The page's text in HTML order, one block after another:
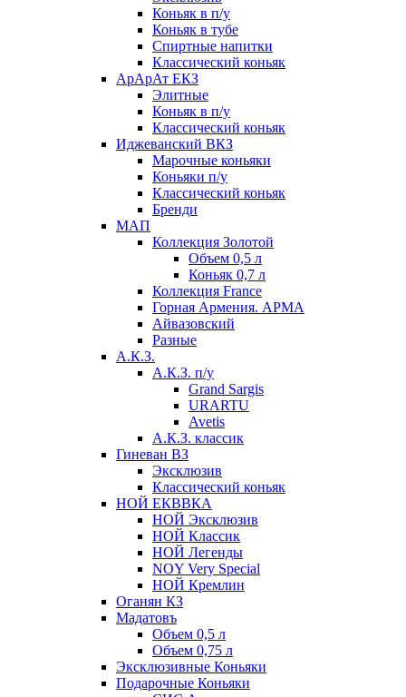
Коньяк в п/у
Коньяк в тубе
Спиртные напитки
Классический коньяк
АрАрАт ЕКЗ
Элитные
Коньяк в п/у
Классический коньяк
Иджеванский ВКЗ
Марочные коньяки
Коньяки п/у
Классический коньяк
Бренди
МАП
Коллекция Золотой
Объем 0,5 л
Коньяк 0,7 л
Коллекция France
Горная Армения. АРМА
Айвазовский
Разные
А.К.З.
А.К.З. п/у
Grand Sargis
URARTU
Avetis
А.К.З. классик
Гиневан ВЗ
Эксклюзив
Классический коньяк
НОЙ ЕКВВКА
НОЙ Эксклюзив
НОЙ Классик
НОЙ Легенды
NOY Very Speсial
НОЙ Кремлин
Оганян КЗ
Мадатовъ
Объем 0,5 л
Объем 0,75 л
Эксклюзивные Коньяки
Подарочные Коньяки